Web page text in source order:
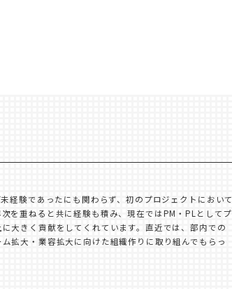
経験であったにも関わらず、初のプロジェクトにおいて
を重ねると共に経験も積み、現在ではPM・PLとしてプ
大きく貢献をしてくれています。直近では、部内での
拡大・業容拡大に向けた組織作りに取り組んでもらっ